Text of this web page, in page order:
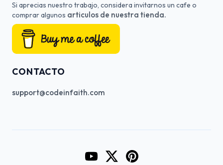
Si aprecias nuestro trabajo, considera invitarnos un cafe o
comprar algunos articulos de nuestra tienda.
CONTACTO
support@codeinfaith.com